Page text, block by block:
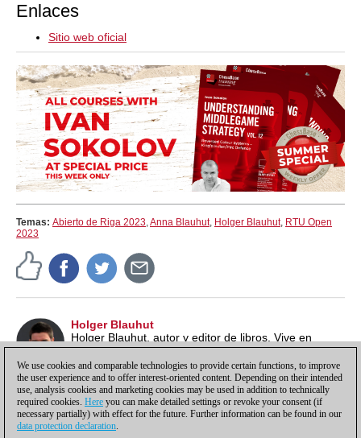
Enlaces
Sitio web oficial
Temas: Abierto de Riga 2023,Anna Blauhut, Holger Blauhut, RTU Open
2023
Holger Blauhut
Holger Blauhut, autor y editor de libros. Vive en
Fredrikstad/Noruega.
We use cookies and comparable technologies to provide certain functions, to improve
the user experience and to offer interest-oriented content. Depending on their intended
use, analysis cookies and marketing cookies may be used in addition to technically
required cookies. Here you can make detailed settings or revoke your consent (if
necessary partially) with effect for the future. Further information can be found in our
data protection declaration.